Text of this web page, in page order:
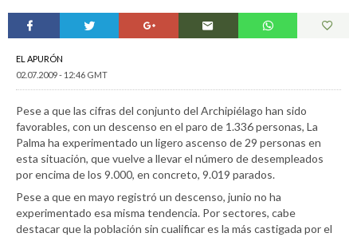
EL APURÓN
02.07.2009 - 12:46 GMT
Pese a que las cifras del conjunto del Archipiélago han sido
favorables, con un descenso en el paro de 1.336 personas, La
Palma ha experimentado un ligero ascenso de 29 personas en
esta situación, que vuelve a llevar el número de desempleados
por encima de los 9.000, en concreto, 9.019 parados.
Pese a que en mayo registró un descenso, junio no ha
experimentado esa misma tendencia. Por sectores, cabe
destacar que la población sin cualificar es la más castigada por el